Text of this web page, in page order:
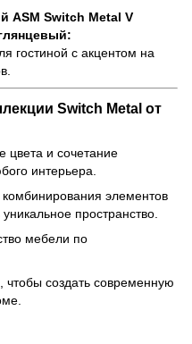
ASM Switch Metal V
гостиной с акцентом на
Switch Metal от
цвета и сочетание
интерьера.
элементов
пространство.
мебели по
, чтобы создать современную